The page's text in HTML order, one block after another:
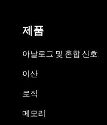
제품
아날로그 및 혼합 신호
이산
로직
메모리